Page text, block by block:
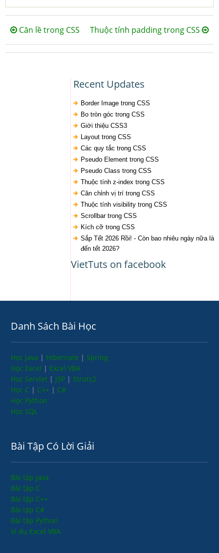
Căn lề trong CSS Thuộc tính padding trong CSS
Recent Updates
Border Image trong CSS
Bo tròn góc trong CSS
Giới thiệu CSS3
Layout trong CSS
Các quy tắc trong CSS
Pseudo Element trong CSS
Pseudo Class trong CSS
Thuộc tính z-index trong CSS
Căn chỉnh vị trí trong CSS
Thuộc tính visibility trong CSS
Scrollbar trong CSS
Kích cỡ trong CSS
Sắp Tết 2026 Rồi! - Còn bao nhiêu ngày nữa là
đến tết 2026?
VietTuts on facebook
Danh Sách Bài Học
Học Java | Hibernate | Spring
Học Excel | Excel VBA
Học Servlet | JSP | Struts2
Học C | C++ | C#
Học Python
Học SQL
Bài Tập Có Lời Giải
Bài tập Java
Bài tập C
Bài tập C++
Bài tập C#
Bài tập Python
Ví dụ Excel VBA